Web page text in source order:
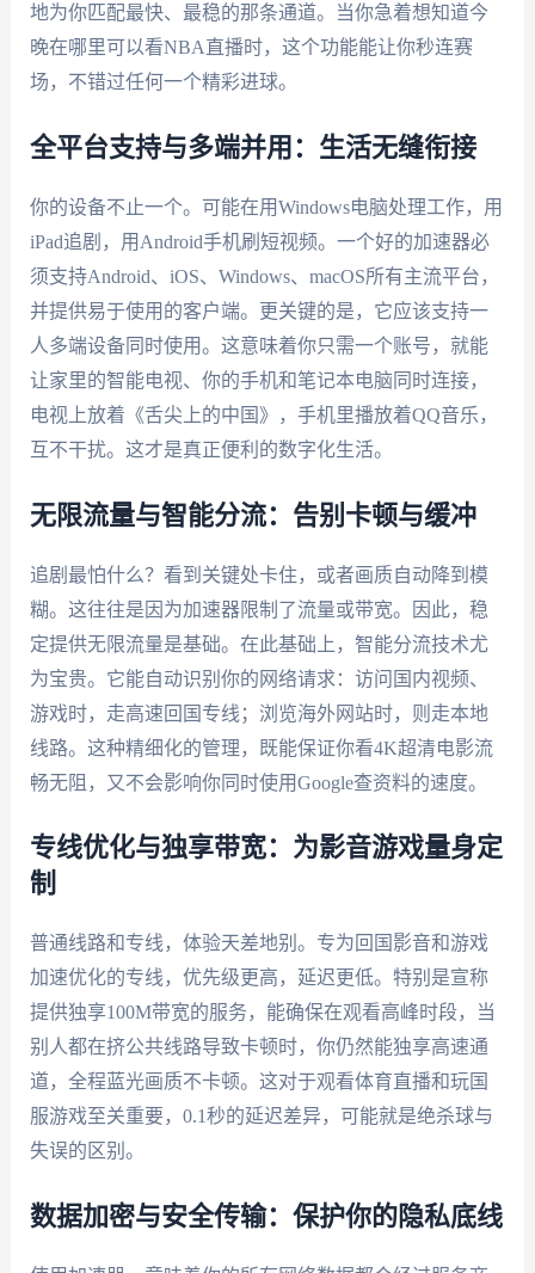
地为你匹配最快、最稳的那条通道。当你急着想知道今
晚在哪里可以看NBA直播时，这个功能能让你秒连赛
场，不错过任何一个精彩进球。
全平台支持与多端并用：生活无缝衔接
你的设备不止一个。可能在用Windows电脑处理工作，用
iPad追剧，用Android手机刷短视频。一个好的加速器必
须支持Android、iOS、Windows、macOS所有主流平台，
并提供易于使用的客户端。更关键的是，它应该支持一
人多端设备同时使用。这意味着你只需一个账号，就能
让家里的智能电视、你的手机和笔记本电脑同时连接，
电视上放着《舌尖上的中国》，手机里播放着QQ音乐，
互不干扰。这才是真正便利的数字化生活。
无限流量与智能分流：告别卡顿与缓冲
追剧最怕什么？看到关键处卡住，或者画质自动降到模
糊。这往往是因为加速器限制了流量或带宽。因此，稳
定提供无限流量是基础。在此基础上，智能分流技术尤
为宝贵。它能自动识别你的网络请求：访问国内视频、
游戏时，走高速回国专线；浏览海外网站时，则走本地
线路。这种精细化的管理，既能保证你看4K超清电影流
畅无阻，又不会影响你同时使用Google查资料的速度。
专线优化与独享带宽：为影音游戏量身定
制
普通线路和专线，体验天差地别。专为回国影音和游戏
加速优化的专线，优先级更高，延迟更低。特别是宣称
提供独享100M带宽的服务，能确保在观看高峰时段，当
别人都在挤公共线路导致卡顿时，你仍然能独享高速通
道，全程蓝光画质不卡顿。这对于观看体育直播和玩国
服游戏至关重要，0.1秒的延迟差异，可能就是绝杀球与
失误的区别。
数据加密与安全传输：保护你的隐私底线